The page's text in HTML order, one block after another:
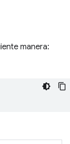
manera: